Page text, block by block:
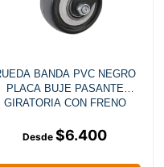
BANDA PVC NEGRO
PLACA BUJE PASANTE
GIRATORIA CON FRENO
$6.400